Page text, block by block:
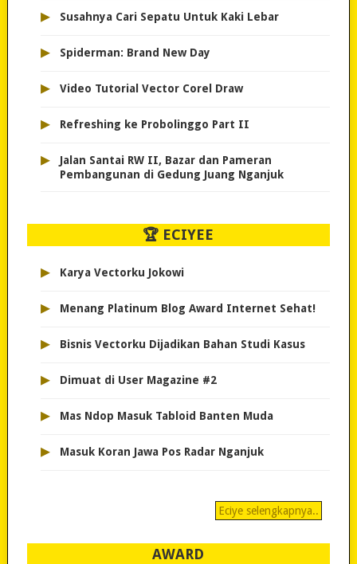
▸ Susahnya Cari Sepatu Untuk Kaki Lebar
▸ Spiderman: Brand New Day
▸ Video Tutorial Vector Corel Draw
▸ Refreshing ke Probolinggo Part II
▸
Jalan Santai RW II, Bazar dan Pameran
Pembangunan di Gedung Juang Nganjuk
🏆 ECIYEE
▸ Karya Vectorku Jokowi
▸ Menang Platinum Blog Award Internet Sehat!
▸ Bisnis Vectorku Dijadikan Bahan Studi Kasus
▸ Dimuat di User Magazine #2
▸ Mas Ndop Masuk Tabloid Banten Muda
▸ Masuk Koran Jawa Pos Radar Nganjuk
Eciye selengkapnya..
AWARD